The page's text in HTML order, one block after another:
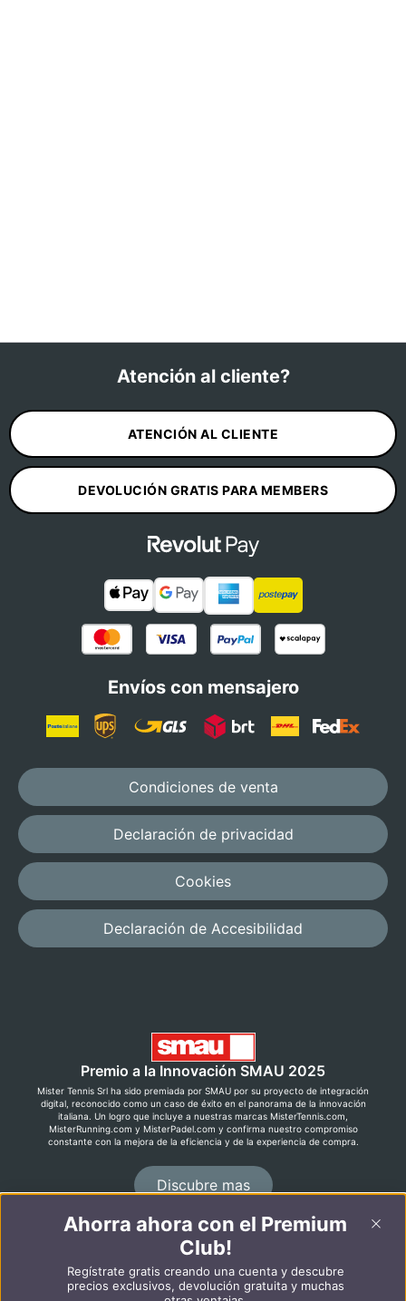
Atención al cliente?
ATENCIÓN AL CLIENTE
DEVOLUCIÓN GRATIS PARA MEMBERS
Envíos con mensajero
Condiciones de venta
Declaración de privacidad
Cookies
Declaración de Accesibilidad
Premio a la Innovación SMAU 2025
Mister Tennis Srl ha sido premiada por SMAU por su proyecto de integración
digital, reconocido como un caso de éxito en el panorama de la innovación
italiana. Un logro que incluye a nuestras marcas MisterTennis.com,
MisterRunning.com y MisterPadel.com y confirma nuestro compromiso
constante con la mejora de la eficiencia y de la experiencia de compra.
Discubre mas
©2026 MisterRunning.com
Italiano
English
Ahorra ahora con el Premium
Club!
Regístrate gratis creando una cuenta y descubre
precios exclusivos, devolución gratuita y muchas